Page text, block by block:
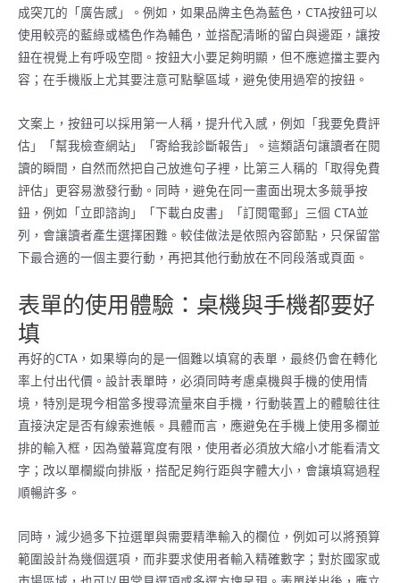
成突兀的「廣告感」。例如，如果品牌主色為藍色，CTA按鈕可以
使用較亮的藍綠或橘色作為輔色，並搭配清晰的留白與邊距，讓按
鈕在視覺上有呼吸空間。按鈕大小要足夠明顯，但不應遮擋主要內
容；在手機版上尤其要注意可點擊區域，避免使用過窄的按鈕。
文案上，按鈕可以採用第一人稱，提升代入感，例如「我要免費評
估」「幫我檢查網站」「寄給我診斷報告」。這類語句讓讀者在閱
讀的瞬間，自然而然把自己放進句子裡，比第三人稱的「取得免費
評估」更容易激發行動。同時，避免在同一畫面出現太多競爭按
鈕，例如「立即諮詢」「下載白皮書」「訂閱電郵」三個 CTA並
列，會讓讀者產生選擇困難。較佳做法是依照內容節點，只保留當
下最合適的一個主要行動，再把其他行動放在不同段落或頁面。
表單的使用體驗：桌機與手機都要好
填
再好的CTA，如果導向的是一個難以填寫的表單，最終仍會在轉化
率上付出代價。設計表單時，必須同時考慮桌機與手機的使用情
境，特別是現今相當多搜尋流量來自手機，行動裝置上的體驗往往
直接決定是否有線索進帳。具體而言，應避免在手機上使用多欄並
排的輸入框，因為螢幕寬度有限，使用者必須放大縮小才能看清文
字；改以單欄縱向排版，搭配足夠行距與字體大小，會讓填寫過程
順暢許多。
同時，減少過多下拉選單與需要精準輸入的欄位，例如可以將預算
範圍設計為幾個選項，而非要求使用者輸入精確數字；對於國家或